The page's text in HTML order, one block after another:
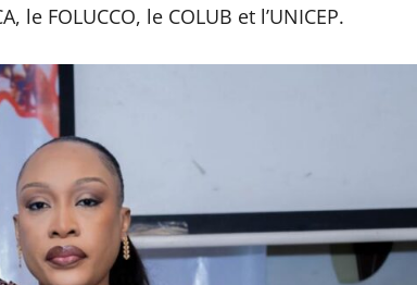
le FOLUCCO, le COLUB et l’UNICEP.